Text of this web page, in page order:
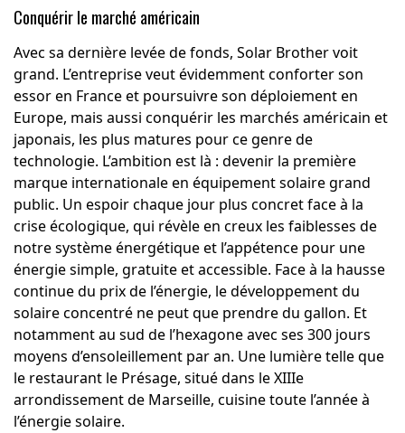
Conquérir le marché américain
Avec sa dernière levée de fonds, Solar Brother voit
grand. L’entreprise veut évidemment conforter son
essor en France et poursuivre son déploiement en
Europe, mais aussi conquérir les marchés américain et
japonais, les plus matures pour ce genre de
technologie. L’ambition est là : devenir la première
marque internationale en équipement solaire grand
public. Un espoir chaque jour plus concret face à la
crise écologique, qui révèle en creux les faiblesses de
notre système énergétique et l’appétence pour une
énergie simple, gratuite et accessible. Face à la hausse
continue du prix de l’énergie, le développement du
solaire concentré ne peut que prendre du gallon. Et
notamment au sud de l’hexagone avec ses 300 jours
moyens d’ensoleillement par an. Une lumière telle que
le restaurant le Présage, situé dans le XIIIe
arrondissement de Marseille, cuisine toute l’année à
l’énergie solaire.